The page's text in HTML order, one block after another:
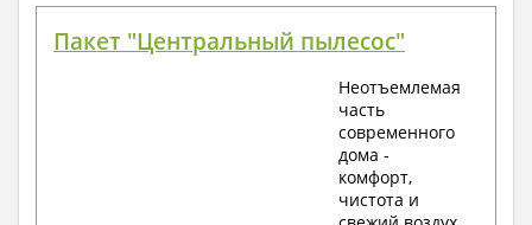
Пакет "Центральный пылесос"
Неотъемлемая
часть
современного
дома -
комфорт,
чистота и